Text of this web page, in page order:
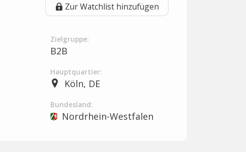
Zur Watchlist hinzufügen
Zielgruppe:
B2B
Hauptquartier:
Köln, DE
Bundesland:
Nordrhein-Westfalen